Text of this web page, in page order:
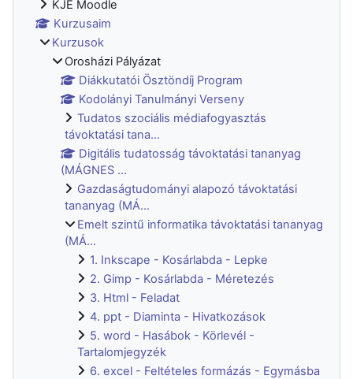
KJE Moodle
Kurzusaim
Kurzusok
Orosházi Pályázat
Diákkutatói Ösztöndíj Program
Kodolányi Tanulmányi Verseny
Tudatos szociális médiafogyasztás
távoktatási tana...
Digitális tudatosság távoktatási tananyag
(MÁGNES ...
Gazdaságtudományi alapozó távoktatási
tananyag (MÁ...
Emelt szintű informatika távoktatási tananyag
(MÁ...
1. Inkscape - Kosárlabda - Lepke
2. Gimp - Kosárlabda - Méretezés
3. Html - Feladat
4. ppt - Diaminta - Hivatkozások
5. word - Hasábok - Körlevél -
Tartalomjegyzék
6. excel - Feltételes formázás - Egymásba